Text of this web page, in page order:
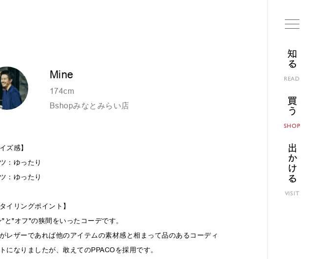
知る
READ
買う
SHOP
出かける
VISIT
Mine
174cm
Bshopみなとみらい店
ズ感】
：ゆったり
：ゆったり
タイリングポイント】
"と"オフ"の狭間をいったコーデです。
レザーであれば他のアイテムの素材感と相まって品のあるコーディ
になりましたが、敢えてのPPACOを採用です。